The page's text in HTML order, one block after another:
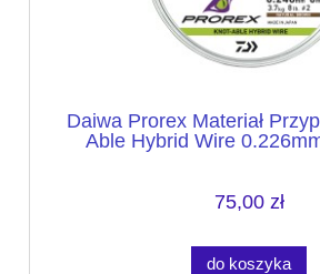
Daiwa Prorex Materiał
Able Hybrid Wire
75,00 zł
do koszyka